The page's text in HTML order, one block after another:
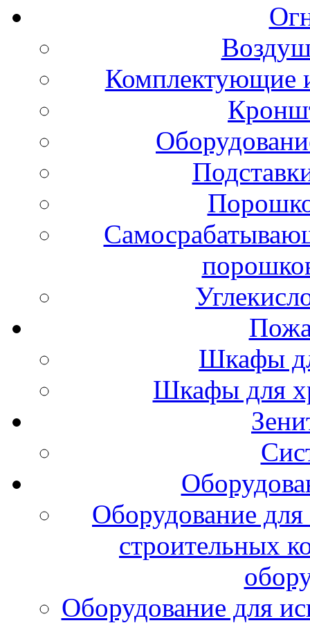
Комплектующие
Шкафы
Шкафы для
Оборудование
строительных
Оборудование для